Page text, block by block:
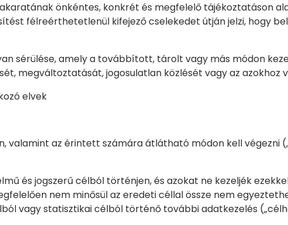
önkéntes, konkrét és megfelelő tájékoztatáson
félreérthetetlenül kifejező cselekedet útján jelzi, hogy
sérülése, amely a továbbított, tárolt vagy más módon
megváltoztatását, jogosulatlan közlését vagy az azokhoz
elvek
valamint az érintett számára átlátható módon kell végezni
és jogszerű célból történjen, és azokat ne kezeljék
nem minősül az eredeti céllal össze nem
vagy statisztikai célból történő további adatkezelés